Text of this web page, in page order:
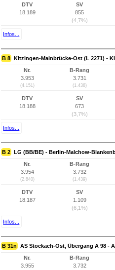
DTV
18.189
SV
855
(4,7%)
Infos...
B 8 Kitzingen-Mainbrücke-Ost (L 2271) -
Nr.
3.953
(4.151)
B-Rang
3.731
(1.438)
DTV
18.188
SV
673
(3,7%)
Infos...
B 2 LG (BB/BE) - Berlin-Malchow-
Nr.
3.954
(2.840)
B-Rang
3.732
(1.439)
DTV
18.187
SV
1.109
(6,1%)
Infos...
B 31n AS Stockach-Ost, Übergang A 98 -
Nr.
3.955
B-Rang
3.732